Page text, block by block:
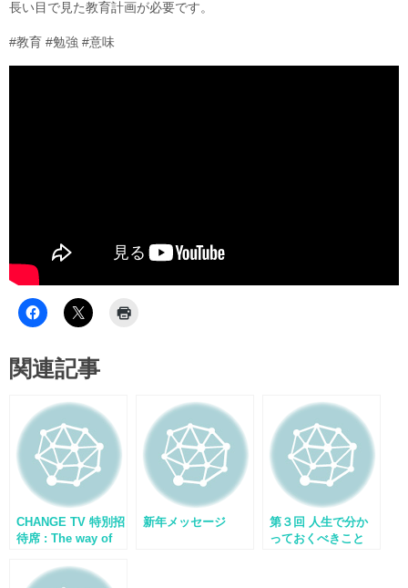
長い目で見た教育計画が必要です。
#教育 #勉強 #意味
関連記事
CHANGE TV 特別招
待席 : The way of
ースビレッジの夢
新年メッセージ
第３回 人生で分か
っておくべきこと